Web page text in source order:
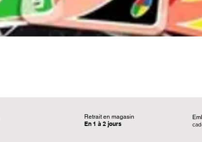
Retrait en magasin
En 1 à 2 jours